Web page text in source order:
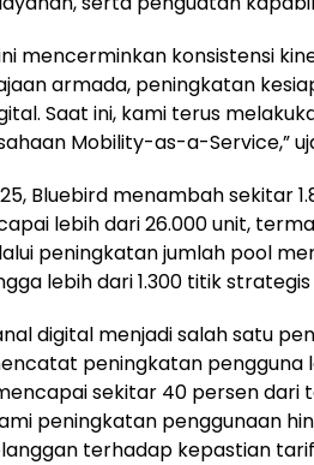
mencerminkan konsistensi
armada, peningkatan
Saat ini, kami terus
Mobility-as-a-Service,”
Bluebird menambah sekitar
lebih dari 26.000 unit,
peningkatan jumlah pool
lebih dari 1.300 titik
digital menjadi salah satu
peningkatan pengguna
sekitar 40 persen dari
peningkatan penggunaan
terhadap kepastian